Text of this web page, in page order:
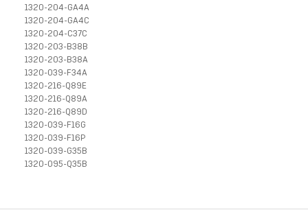
1320-204-GA4A
1320-204-GA4C
1320-204-C37C
1320-203-B38B
1320-203-B38A
1320-039-F34A
1320-216-Q89E
1320-216-Q89A
1320-216-Q89D
1320-039-F16G
1320-039-F16P
1320-039-G35B
1320-095-Q35B